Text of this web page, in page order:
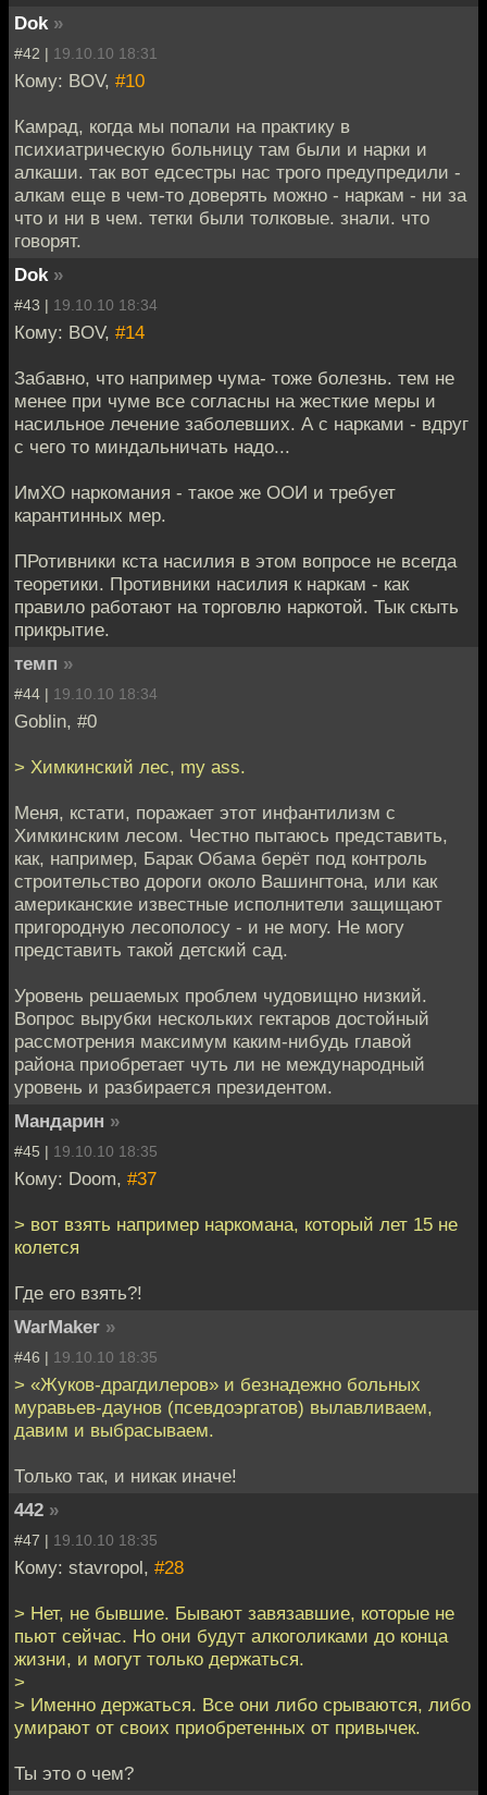
Dok »
#42 | 19.10.10 18:31
Кому: BOV, #10
Камрад, когда мы попали на практику в
психиатрическую больницу там были и нарки и
алкаши. так вот едсестры нас трого предупредили -
алкам еще в чем-то доверять можно - наркам - ни за
что и ни в чем. тетки были толковые. знали. что
говорят.
Dok »
#43 | 19.10.10 18:34
Кому: BOV, #14
Забавно, что например чума- тоже болезнь. тем не
менее при чуме все согласны на жесткие меры и
насильное лечение заболевших. А с нарками - вдруг
с чего то миндальничать надо...
ИмХО наркомания - такое же ООИ и требует
карантинных мер.
ПРотивники кста насилия в этом вопросе не всегда
теоретики. Противники насилия к наркам - как
правило работают на торговлю наркотой. Тык скыть
прикрытие.
темп »
#44 | 19.10.10 18:34
Goblin, #0
> Химкинский лес, my ass.
Меня, кстати, поражает этот инфантилизм с
Химкинским лесом. Честно пытаюсь представить,
как, например, Барак Обама берёт под контроль
строительство дороги около Вашингтона, или как
американские известные исполнители защищают
пригородную лесополосу - и не могу. Не могу
представить такой детский сад.
Уровень решаемых проблем чудовищно низкий.
Вопрос вырубки нескольких гектаров достойный
рассмотрения максимум каким-нибудь главой
района приобретает чуть ли не международный
уровень и разбирается президентом.
Мандарин »
#45 | 19.10.10 18:35
Кому: Doom, #37
> вот взять например наркомана, который лет 15 не
колется
Где его взять?!
WarMaker »
#46 | 19.10.10 18:35
> «Жуков-драгдилеров» и безнадежно больных
муравьев-даунов (псевдоэргатов) вылавливаем,
давим и выбрасываем.
Только так, и никак иначе!
442 »
#47 | 19.10.10 18:35
Кому: stavropol, #28
> Нет, не бывшие. Бывают завязавшие, которые не
пьют сейчас. Но они будут алкоголиками до конца
жизни, и могут только держаться.
>
> Именно держаться. Все они либо срываются, либо
умирают от своих приобретенных от привычек.
Ты это о чем?